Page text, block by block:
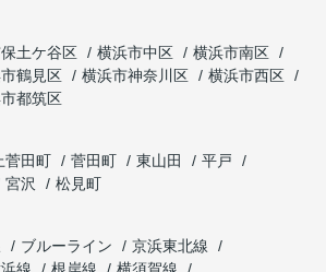
土ケ谷区 横浜市中区
横浜市南区
鶴見区 横浜市神奈川区
横浜市西区
都筑区
菅田町 菅田町 東山田
平戸
宮沢
松見町
ブルーライン
京浜東北線